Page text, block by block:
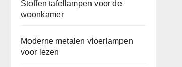
Stoffen tafellampen voor de
woonkamer
Moderne metalen vloerlampen
voor lezen